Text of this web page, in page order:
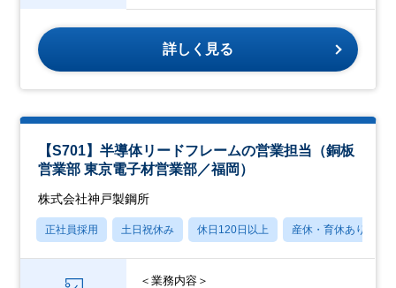
詳しく見る
【S701】半導体リードフレームの営業担当（銅板
営業部 東京電子材営業部／福岡）
株式会社神戸製鋼所
正社員採用 土日祝休み 休日120日以上 産休・育休あり
＜業務内容＞